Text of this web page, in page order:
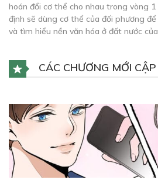
hoán đổi cơ thể cho nhau trong vòng
định sẽ dùng cơ thể của đối phương
và tìm hiểu nền văn hóa ở đất nước của
CÁC CHƯƠNG MỚI